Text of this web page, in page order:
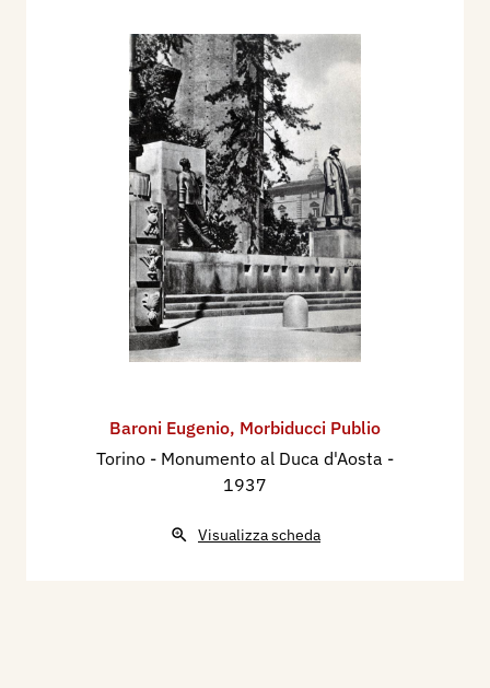
Baroni Eugenio, Morbiducci Publio
Torino - Monumento al Duca d'Aosta -
1937
Visualizza scheda